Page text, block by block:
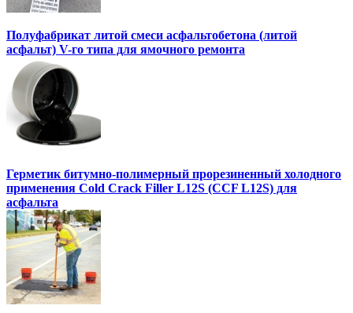
Полуфабрикат литой смеси асфальтобетона (литой
асфальт) V-го типа для ямочного ремонта
Герметик битумно-полимерный прорезиненный холодного
применения Cold Crack Filler L12S (ССF L12S) для
асфальта